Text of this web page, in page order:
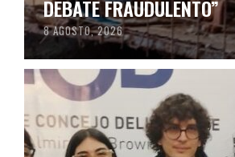
DEBATE FRAUDULENTO”
8 AGOSTO, 2026